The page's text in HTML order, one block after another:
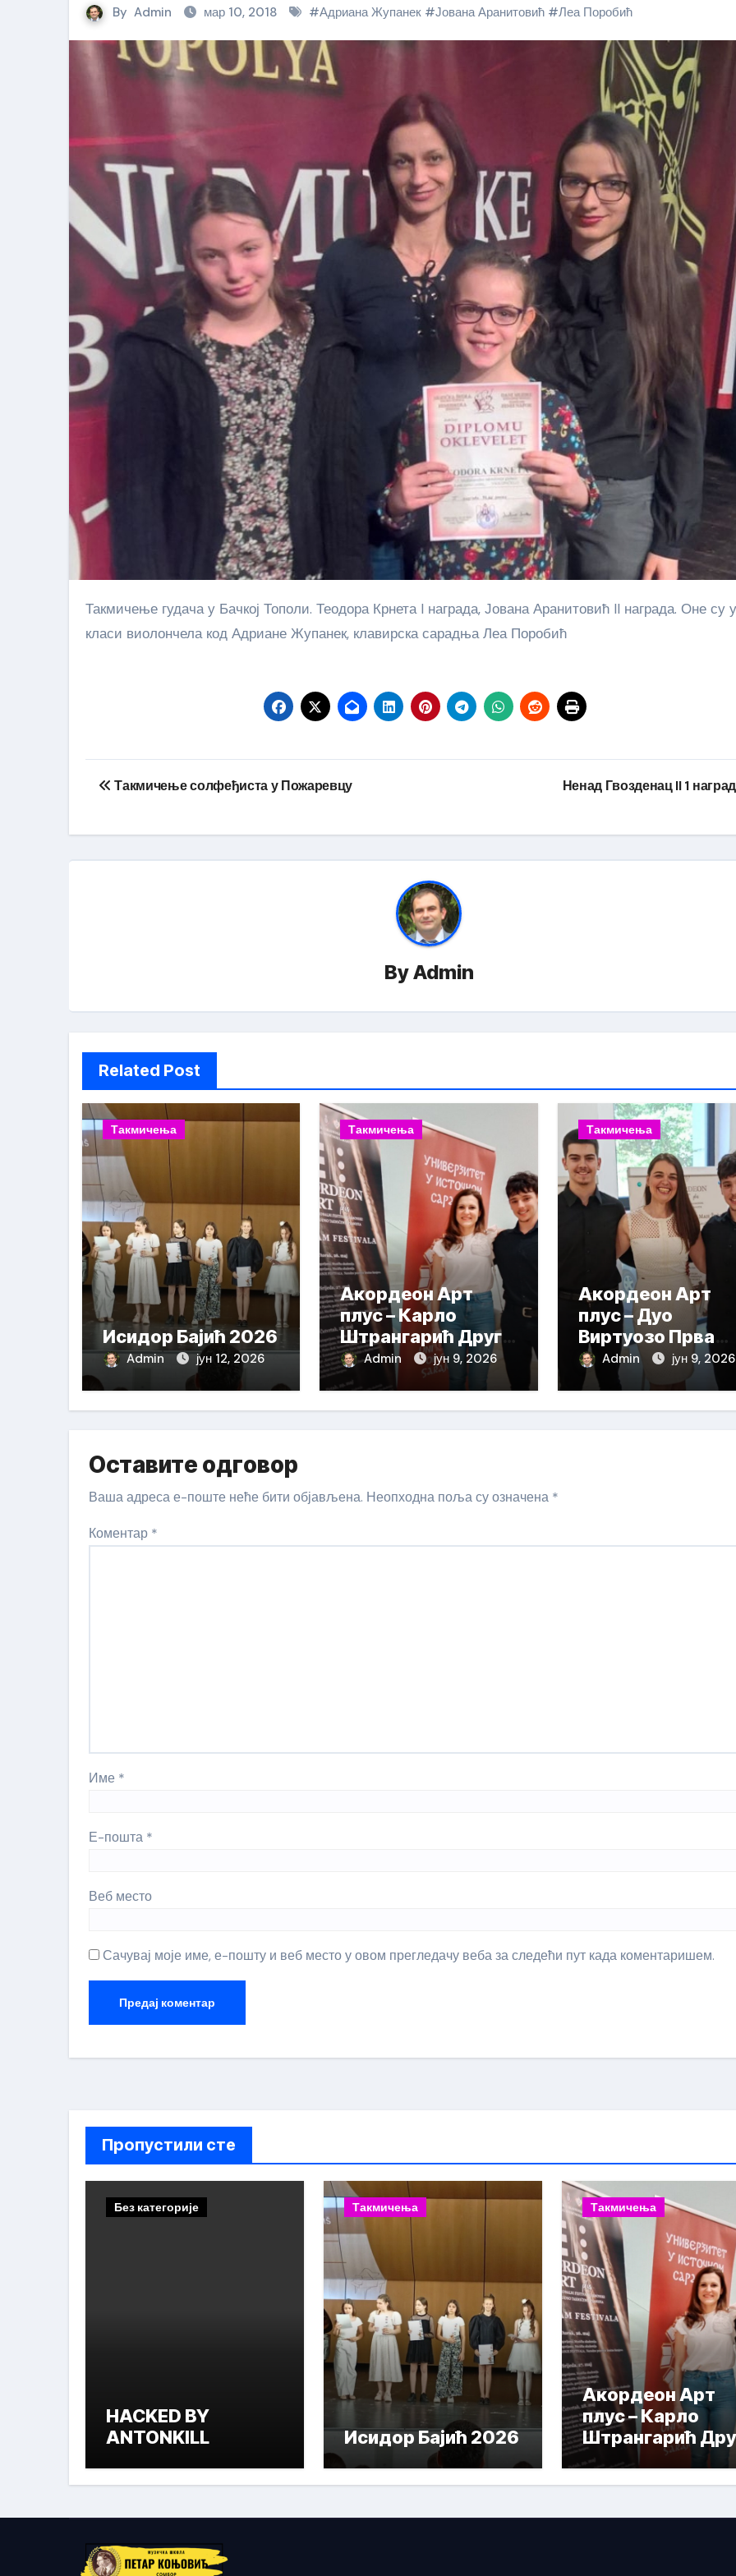
By Admin мар 10, 2018 #Адриана Жупанек #Јована Аранитовић #Леа Поробић
Такмичење гудача у Бачкој Тополи. Теодора Крнета I награда, Јована Аранитовић II награда. Оне су у
класи виолончела код Адриане Жупанек, клавирска сарадња Леа Поробић
Кретање
Такмичење солфеђиста у Пожаревцу Ненад Гвозденац II 1
ByAdmin
Related Post
Такмичења
Исидор Бајић 2026
Admin јун 12, 2026
Такмичења
Акордеон Арт
плус – Карло
Штрангарић Друга
Награда
Admin јун 9, 2026
Такмичења
Акордеон Арт
плус – Дуо
Виртуозо Прва
награда
Admin јун 9, 2026
Оставите одговор
Ваша адреса е-поште неће бити објављена. Неопходна поља су означена *
Коментар *
Име *
Е-пошта *
Веб место
Сачувај моје име, е-пошту и веб место у овом прегледачу веба за следећи пут када коментаришем.
Пропустили сте
Без категорије
HACKED BY
ANTONKILL
Такмичења
Исидор Бајић 2026
Такмичења
Акордеон Арт
плус – Карло
Штрангарић
Награда